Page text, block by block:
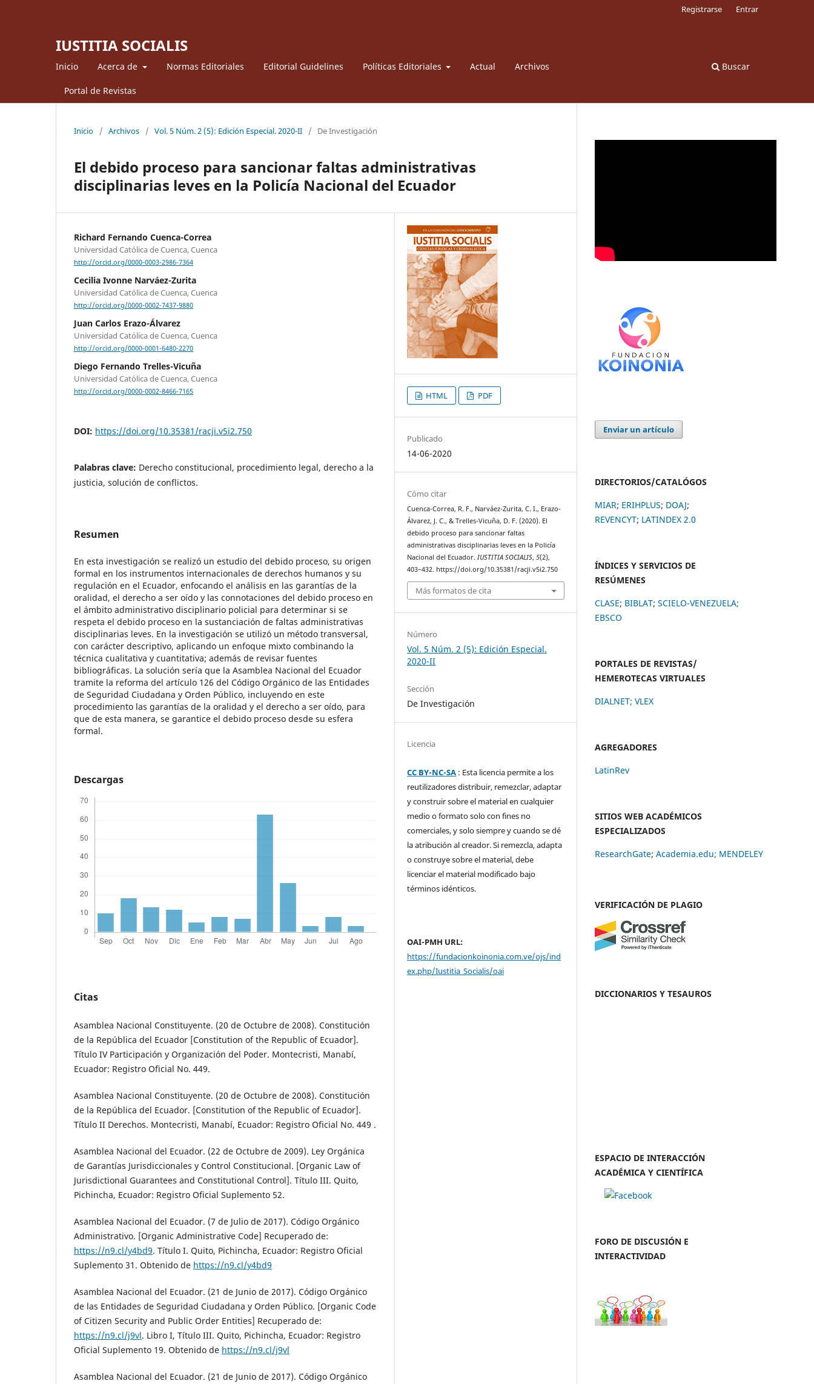
IUSTITIA SOCIALIS
Inicio Acerca de Normas Editoriales Editorial Guidelines Políticas Editoriales Actual Archivos
Portal de Revistas
Buscar
Registrarse Entrar
Inicio / Archivos / Vol. 5 Núm. 2 (5): Edición Especial. 2020-II / De Investigación
El debido proceso para sancionar faltas administrativas
disciplinarias leves en la Policía Nacional del Ecuador
Richard Fernando Cuenca-Correa
Universidad Católica de Cuenca, Cuenca
http://orcid.org/0000-0003-2986-7364
Cecilia Ivonne Narváez-Zurita
Universidad Católica de Cuenca, Cuenca
http://orcid.org/0000-0002-7437-9880
Juan Carlos Erazo-Álvarez
Universidad Católica de Cuenca, Cuenca
http://orcid.org/0000-0001-6480-2270
Diego Fernando Trelles-Vicuña
Universidad Católica de Cuenca, Cuenca
http://orcid.org/0000-0002-8466-7165
DOI: https://doi.org/10.35381/racji.v5i2.750
Palabras clave: Derecho constitucional, procedimiento legal, derecho a la
justicia, solución de conflictos.
Resumen
En esta investigación se realizó un estudio del debido proceso, su origen
formal en los instrumentos internacionales de derechos humanos y su
regulación en el Ecuador, enfocando el análisis en las garantías de la
oralidad, el derecho a ser oído y las connotaciones del debido proceso en
el ámbito administrativo disciplinario policial para determinar si se
respeta el debido proceso en la sustanciación de faltas administrativas
disciplinarias leves. En la investigación se utilizó un método transversal,
con carácter descriptivo, aplicando un enfoque mixto combinando la
técnica cualitativa y cuantitativa; además de revisar fuentes
bibliográficas. La solución sería que la Asamblea Nacional del Ecuador
tramite la reforma del artículo 126 del Código Orgánico de las Entidades
de Seguridad Ciudadana y Orden Público, incluyendo en este
procedimiento las garantías de la oralidad y el derecho a ser oído, para
que de esta manera, se garantice el debido proceso desde su esfera
formal.
Descargas
Citas
Asamblea Nacional Constituyente. (20 de Octubre de 2008). Constitución
de la República del Ecuador [Constitution of the Republic of Ecuador].
Título IV Participación y Organización del Poder. Montecristi, Manabí,
Ecuador: Registro Oficial No. 449.
Asamblea Nacional Constituyente. (20 de Octubre de 2008). Constitución
de la República del Ecuador. [Constitution of the Republic of Ecuador].
Título II Derechos. Montecristi, Manabí, Ecuador: Registro Oficial No. 449 .
Asamblea Nacional del Ecuador. (22 de Octubre de 2009). Ley Orgánica
de Garantías Jurisdiccionales y Control Constitucional. [Organic Law of
Jurisdictional Guarantees and Constitutional Control]. Título III. Quito,
Pichincha, Ecuador: Registro Oficial Suplemento 52.
Asamblea Nacional del Ecuador. (7 de Julio de 2017). Código Orgánico
Administrativo. [Organic Administrative Code] Recuperado de:
https://n9.cl/y4bd9. Título I. Quito, Pichincha, Ecuador: Registro Oficial
Suplemento 31. Obtenido de https://n9.cl/y4bd9
Asamblea Nacional del Ecuador. (21 de Junio de 2017). Código Orgánico
de las Entidades de Seguridad Ciudadana y Orden Público. [Organic Code
of Citizen Security and Public Order Entities] Recuperado de:
https://n9.cl/j9vl. Libro I, Título III. Quito, Pichincha, Ecuador: Registro
Oficial Suplemento 19. Obtenido de https://n9.cl/j9vl
Asamblea Nacional del Ecuador. (21 de Junio de 2017). Código Orgánico
HTML PDF
Publicado
14-06-2020
Cómo citar
Cuenca-Correa, R. F., Narváez-Zurita, C. I., Erazo-
Álvarez, J. C., & Trelles-Vicuña, D. F. (2020). El
debido proceso para sancionar faltas
administrativas disciplinarias leves en la Policía
Nacional del Ecuador.IUSTITIA SOCIALIS,5(2),
403–432. https://doi.org/10.35381/racji.v5i2.750
Más formatos de cita
Número
Vol. 5 Núm. 2 (5): Edición Especial.
2020-II
Sección
De Investigación
Licencia
CC BY-NC-SA : Esta licencia permite a los
reutilizadores distribuir, remezclar, adaptar
y construir sobre el material en cualquier
medio o formato solo con fines no
comerciales, y solo siempre y cuando se dé
la atribución al creador. Si remezcla, adapta
o construye sobre el material, debe
licenciar el material modificado bajo
términos idénticos.
OAI-PMH URL:
https://fundacionkoinonia.com.ve/ojs/ind
ex.php/Iustitia_Socialis/oai
Enviar un artículo
DIRECTORIOS/CATALÓGOS
MIAR; ERIHPLUS; DOAJ;
REVENCYT; LATINDEX 2.0
ÍNDICES Y SERVICIOS DE
RESÚMENES
CLASE; BIBLAT; SCIELO-VENEZUELA;
EBSCO
PORTALES DE REVISTAS/
HEMEROTECAS VIRTUALES
DIALNET; VLEX
AGREGADORES
LatinRev
SITIOS WEB ACADÉMICOS
ESPECIALIZADOS
ResearchGate; Academia.edu; MENDELEY
VERIFICACIÓN DE PLAGIO
DICCIONARIOS Y TESAUROS
ESPACIO DE INTERACCIÓN
ACADÉMICA Y CIENTÍFICA
FORO DE DISCUSIÓN E
INTERACTIVIDAD